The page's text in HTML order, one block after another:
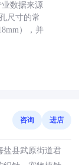
数据来源
尺寸的常
），并
咨询 进店
盐县武原街道君